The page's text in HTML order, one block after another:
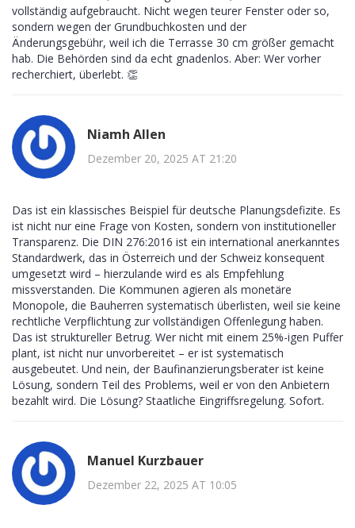
vollständig aufgebraucht. Nicht wegen teurer Fenster oder so,
sondern wegen der Grundbuchkosten und der
Änderungsgebühr, weil ich die Terrasse 30 cm größer gemacht
hab. Die Behörden sind da echt gnadenlos. Aber: Wer vorher
recherchiert, überlebt. 👏
Niamh Allen
Dezember 20, 2025 AT 21:20
Das ist ein klassisches Beispiel für deutsche Planungsdefizite. Es
ist nicht nur eine Frage von Kosten, sondern von institutioneller
Transparenz. Die DIN 276:2016 ist ein international anerkanntes
Standardwerk, das in Österreich und der Schweiz konsequent
umgesetzt wird – hierzulande wird es als Empfehlung
missverstanden. Die Kommunen agieren als monetäre
Monopole, die Bauherren systematisch überlisten, weil sie keine
rechtliche Verpflichtung zur vollständigen Offenlegung haben.
Das ist struktureller Betrug. Wer nicht mit einem 25%-igen Puffer
plant, ist nicht nur unvorbereitet – er ist systematisch
ausgebeutet. Und nein, der Baufinanzierungsberater ist keine
Lösung, sondern Teil des Problems, weil er von den Anbietern
bezahlt wird. Die Lösung? Staatliche Eingriffsregelung. Sofort.
Manuel Kurzbauer
Dezember 22, 2025 AT 10:05